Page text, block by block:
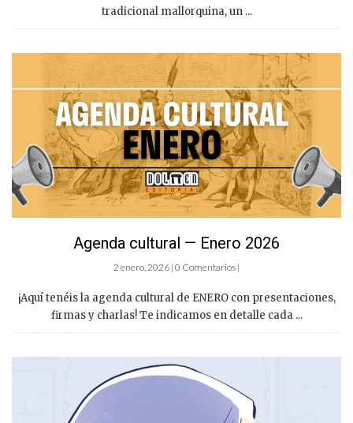
tradicional mallorquina, un ...
Agenda cultural — Enero 2026
2 enero, 2026 | 0 Comentarios |
¡Aquí tenéis la agenda cultural de ENERO con presentaciones,
firmas y charlas! Te indicamos en detalle cada ...